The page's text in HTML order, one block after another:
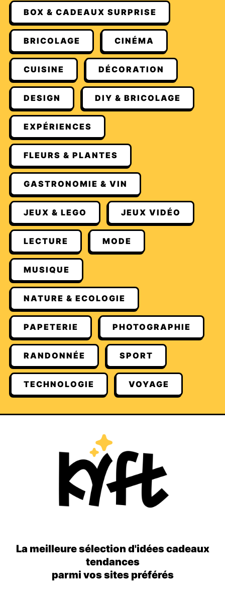
BOX & CADEAUX SURPRISE
BRICOLAGE CINÉMA
CUISINE DÉCORATION
DESIGN DIY & BRICOLAGE
EXPÉRIENCES
FLEURS & PLANTES
GASTRONOMIE & VIN
JEUX & LEGO JEUX VIDÉO
LECTURE MODE
MUSIQUE
NATURE & ECOLOGIE
PAPETERIE PHOTOGRAPHIE
RANDONNÉE SPORT
TECHNOLOGIE VOYAGE
La meilleure sélection d'idées cadeaux
tendances
parmi vos sites préférés